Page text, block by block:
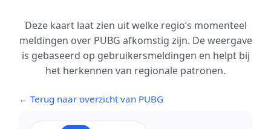
Deze kaart laat zien uit welke regio’s momenteel
meldingen over PUBG afkomstig zijn. De weergave
is gebaseerd op gebruikersmeldingen en helpt bij
het herkennen van regionale patronen.
← Terug naar overzicht van PUBG